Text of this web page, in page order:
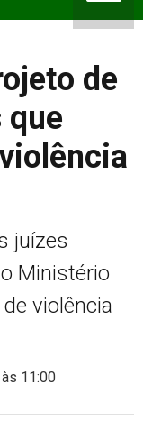
de
que
juízes
Ministério
violência
11:00